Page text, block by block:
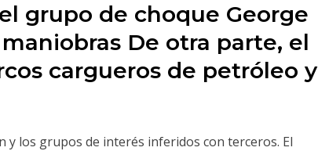
grupo de choque George
De otra parte, el
cargueros de petróleo y
y los grupos de interés inferidos con terceros. El